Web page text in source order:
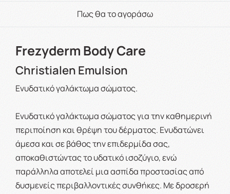
Πως θα το αγοράσω
Frezyderm Body Care
Christialen Emulsion
Ενυδατικό γαλάκτωμα σώματος.
Ενυδατικό γαλάκτωμα σώματος για την καθημερινή
περιποίηση και θρέψη του δέρματος. Ενυδατώνει
άμεσα και σε βάθος την επιδερμίδα σας,
αποκαθιστώντας το υδατικό ισοζύγιο, ενώ
παράλληλα αποτελεί μια ασπίδα προστασίας από
δυσμενείς περιβαλλοντικές συνθήκες. Με δροσερή